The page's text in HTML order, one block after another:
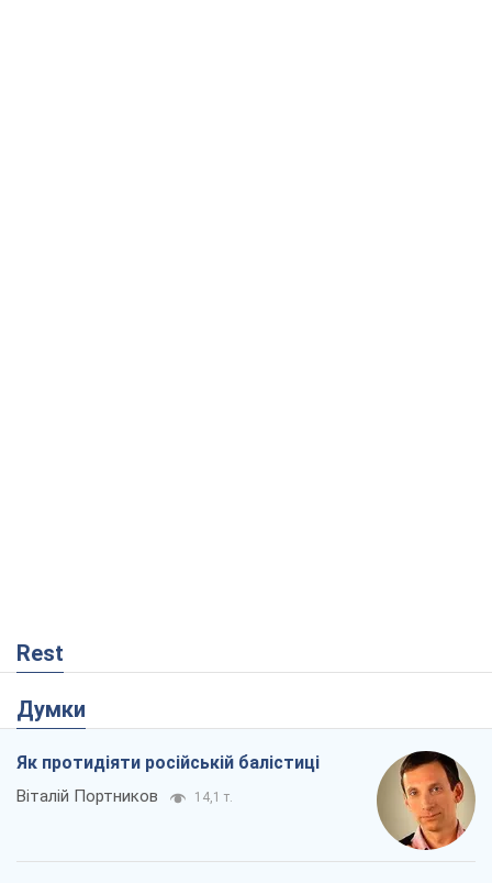
Rest
Думки
Як протидіяти російській балістиці
Віталій Портников 14,1 т.